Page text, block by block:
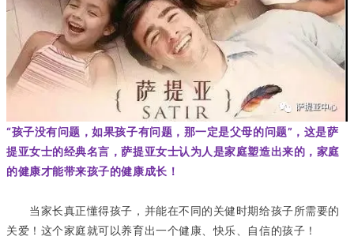
“孩子没有问题，如果孩子有问题，那一定是父母的问题”，这是萨
提亚女士的经典名言，萨提亚女士认为人是家庭塑造出来的，家庭
的健康才能带来孩子的健康成长！
当家长真正懂得孩子，并能在不同的关健时期给孩子所需要的
关爱！这个家庭就可以养育出一个健康、快乐、自信的孩子！